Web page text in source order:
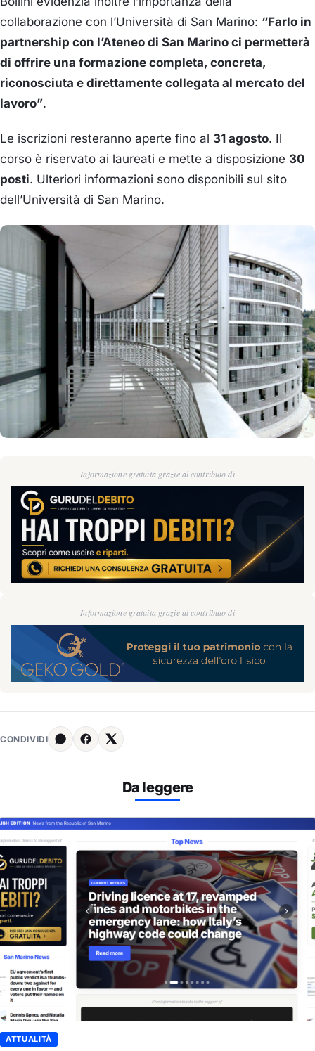
collaborazione con l’Università di San Marino: “Farlo in
partnership con l’Ateneo di San Marino ci permetterà
di offrire una formazione completa, concreta,
riconosciuta e direttamente collegata al mercato del
lavoro”.
Le iscrizioni resteranno aperte fino al 31 agosto. Il
corso è riservato ai laureati e mette a disposizione 30
posti. Ulteriori informazioni sono disponibili sul sito
dell’Università di San Marino.
Informazione gratuita grazie al contributo di
Informazione gratuita grazie al contributo di
CONDIVIDI
Da leggere
ATTUALITÀ